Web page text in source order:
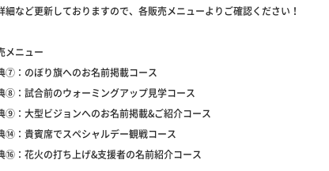
細など更新しておりますので、各販売メニューよりご確認ください！
メニュー
⑦：のぼり旗へのお名前掲載コース
⑧：試合前のウォーミングアップ見学コース
⑨：大型ビジョンへのお名前掲載&ご紹介コース
⑭：貴賓席でスペシャルデー観戦コース
⑯：花火の打ち上げ&支援者の名前紹介コース